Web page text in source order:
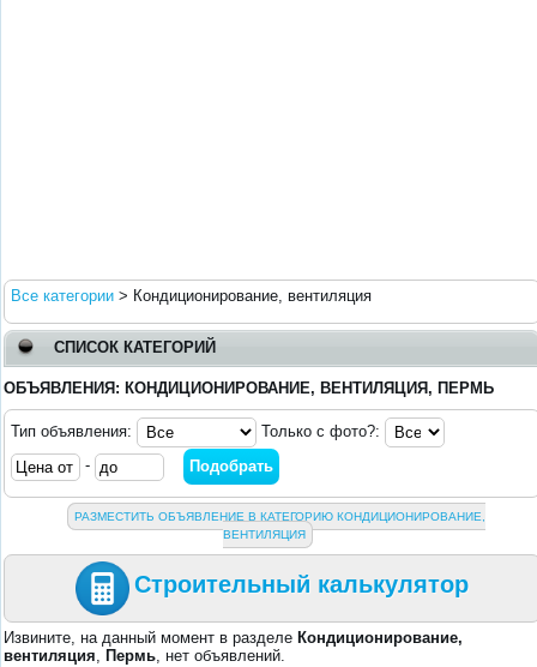
Все категории > Кондиционирование, вентиляция
СПИСОК КАТЕГОРИЙ
ОБЪЯВЛЕНИЯ: КОНДИЦИОНИРОВАНИЕ, ВЕНТИЛЯЦИЯ, ПЕРМЬ
Тип объявления:
Только с фото?:
-
РАЗМЕСТИТЬ ОБЪЯВЛЕНИЕ В КАТЕГОРИЮ КОНДИЦИОНИРОВАНИЕ,
ВЕНТИЛЯЦИЯ
Строительный калькулятор
Извините, на данный момент в разделе Кондиционирование,
вентиляция, Пермь, нет объявлений.